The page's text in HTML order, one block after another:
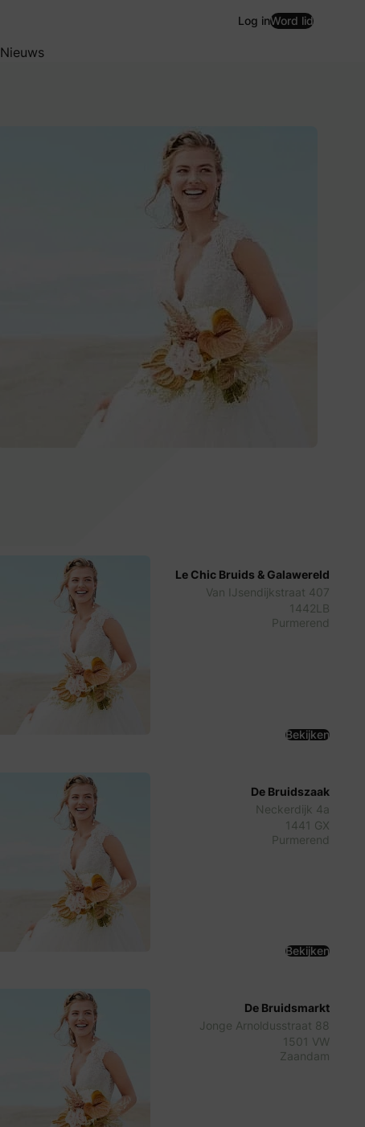
Log inWord lid
Nieuws
Le Chic Bruids & Galawereld
Van IJsendijkstraat 407
1442LB
Purmerend
Bekijken
De Bruidszaak
Neckerdijk 4a
1441 GX
Purmerend
Bekijken
De Bruidsmarkt
Jonge Arnoldusstraat 88
1501 VW
Zaandam